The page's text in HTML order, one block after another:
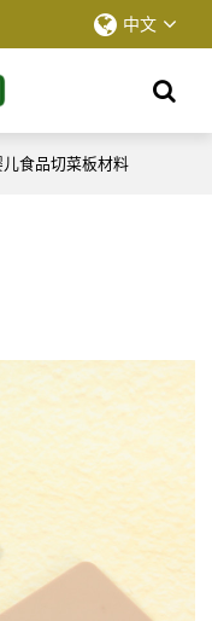
中文
食品切菜板材料